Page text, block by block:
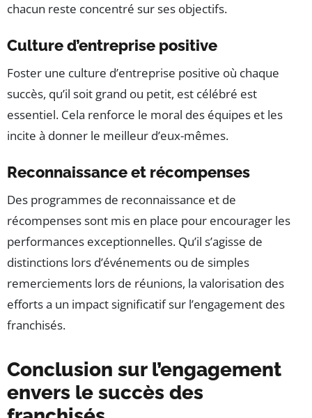
chacun reste concentré sur ses objectifs.
Culture d’entreprise positive
Foster une culture d’entreprise positive où chaque
succès, qu’il soit grand ou petit, est célébré est
essentiel. Cela renforce le moral des équipes et les
incite à donner le meilleur d’eux-mêmes.
Reconnaissance et récompenses
Des programmes de reconnaissance et de
récompenses sont mis en place pour encourager les
performances exceptionnelles. Qu’il s’agisse de
distinctions lors d’événements ou de simples
remerciements lors de réunions, la valorisation des
efforts a un impact significatif sur l’engagement des
franchisés.
Conclusion sur l’engagement
envers le succès des